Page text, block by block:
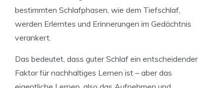
bestimmten Schlafphasen, wie dem Tiefschlaf,
werden Erlerntes und Erinnerungen im Gedächtnis
verankert.
Das bedeutet, dass guter Schlaf ein entscheidender
Faktor für nachhaltiges Lernen ist – aber das